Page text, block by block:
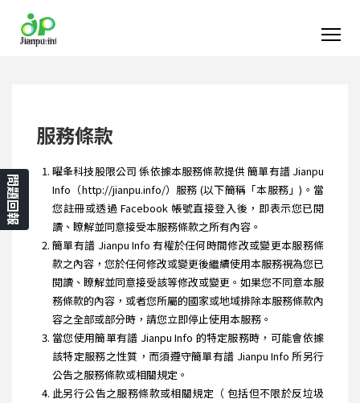
服務條款
曜夆科技股限公司 係依據本服務條款提供 簡單有譜 Jianpu
Info（http://jianpu.info/）服務 (以下簡稱「本服務」)。當
您註冊或透過 Facebook 帳號直接登入後，即表示您已閱
讀、瞭解並同意接受本服務條款之所有內容。
簡單有譜 Jianpu Info 有權於任何時間修改或變更本服務條
款之內容，您於任何修改或變更後繼續使用本服務視為您已
閱讀、瞭解並同意接受該等修改或變更。如果您不同意本服
務條款的內容，或者您所屬的國家或地域排除本服務條款內
容之全部或部分時，請您立即停止使用本服務。
當您使用簡單有譜 Jianpu Info 的特定服務時，可能會依據
該特定服務之性質，而須遵守簡單有譜 Jianpu Info 所另行
公告之服務條款或相關規定。
此另行公告之服務條款或相關規定（ 包括但不限於反垃圾
問題回報